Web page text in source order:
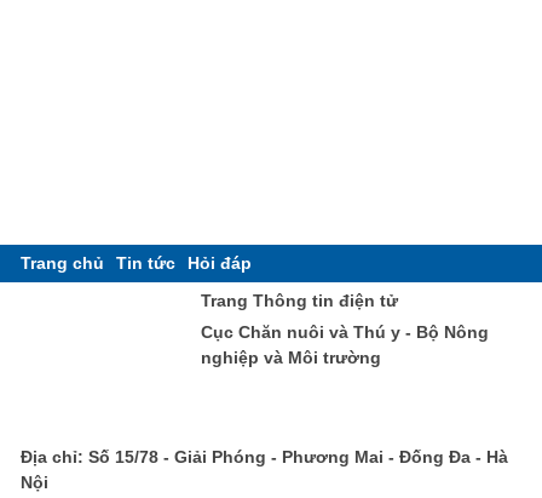
Trang chủ Tin tức
Hỏi đáp
Trang Thông tin điện tử
Cục Chăn nuôi và Thú y - Bộ Nông
nghiệp và Môi trường
Địa chỉ: Số 15/78 - Giải Phóng - Phương Mai - Đống Đa - Hà
Nội